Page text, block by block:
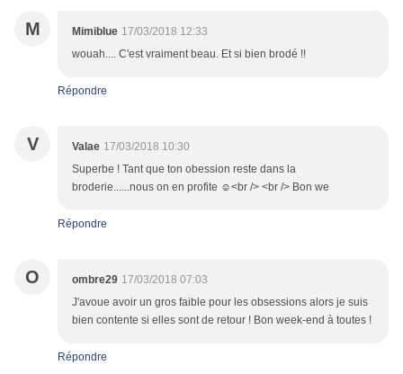
M Mimiblue 17/03/2018 12:33
wouah.... C'est vraiment beau. Et si bien brodé !!
Répondre
V Valae 17/03/2018 10:30
Superbe ! Tant que ton obession reste dans la
broderie......nous on en profite ☺<br /> <br /> Bon we
Répondre
O ombre29 17/03/2018 07:03
J'avoue avoir un gros faible pour les obsessions alors je suis
bien contente si elles sont de retour ! Bon week-end à toutes !
Répondre